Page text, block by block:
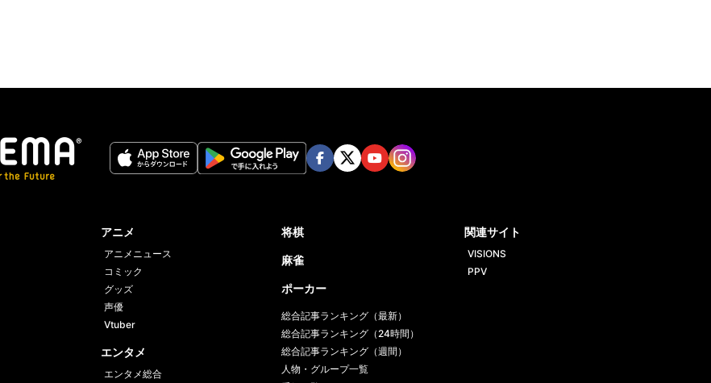
アニメ
アニメニュース
コミック
グッズ
声優
Vtuber
エンタメ
エンタメ総合
将棋
麻雀
ポーカー
総合記事ランキング（最新）
総合記事ランキング（24時間）
総合記事ランキング（週間）
人物・グループ一覧
関連サイト
VISIONS
PPV